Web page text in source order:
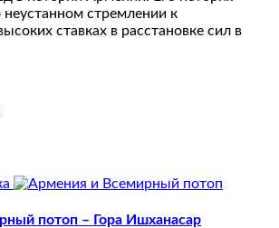
стремлении к
ставках в расстановке сил в
потоп – Гора Ишханасар